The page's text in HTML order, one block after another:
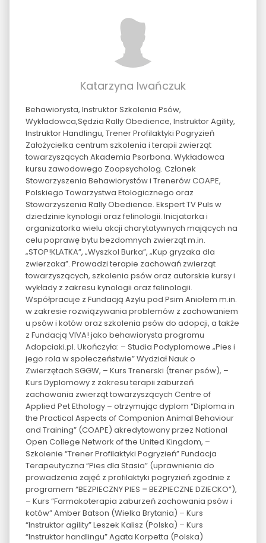
Katarzyna Iwańczuk
Behawiorysta, Instruktor Szkolenia Psów,
Wykładowca,Sędzia Rally Obedience, Instruktor Agility,
Instruktor Handlingu, Trener Profilaktyki Pogryzień
Założycielka centrum szkolenia i terapii zwierząt
towarzyszących Akademia Psorbona. Wykładowca
kursu zawodowego Zoopsycholog. Członek
Stowarzyszenia Behawiorystów i Trenerów COAPE,
Polskiego Towarzystwa Etologicznego oraz
Stowarzyszenia Rally Obedience. Ekspert TV Puls w
dziedzinie kynologii oraz felinologii. Inicjatorka i
organizatorka wielu akcji charytatywnych mających na
celu poprawę bytu bezdomnych zwierząt m.in.
„STOP!KLATKA”, „Wyszkol Burka”, „Kup gryzaka dla
zwierzaka”. Prowadzi terapie zachowań zwierząt
towarzyszących, szkolenia psów oraz autorskie kursy i
wykłady z zakresu kynologii oraz felinologii.
Współpracuje z Fundacją Azylu pod Psim Aniołem m.in.
w zakresie rozwiązywania problemów z zachowaniem
u psów i kotów oraz szkolenia psów do adopcji, a także
z Fundacją VIVA! jako behawiorysta programu
Adopciaki.pl. Ukończyła: – Studia Podyplomowe „Pies i
jego rola w społeczeństwie” Wydział Nauk o
Zwierzętach SGGW, – Kurs Trenerski (trener psów), –
Kurs Dyplomowy z zakresu terapii zaburzeń
zachowania zwierząt towarzyszących Centre of
Applied Pet Ethology – otrzymując dyplom “Diploma in
the Practical Aspects of Companion Animal Behaviour
and Training” (COAPE) akredytowany przez National
Open College Network of the United Kingdom, –
Szkolenie “Trener Profilaktyki Pogryzień” Fundacja
Terapeutyczna “Pies dla Stasia” (uprawnienia do
prowadzenia zajęć z profilaktyki pogryzień zgodnie z
programem “BEZPIECZNY PIES = BEZPIECZNE DZIECKO”),
– Kurs “Farmakoterapia zaburzeń zachowania psów i
kotów” Amber Batson (Wielka Brytania) – Kurs
“Instruktor agility” Leszek Kalisz (Polska) – Kurs
“Instruktor handlingu” Agata Korpetta (Polska)